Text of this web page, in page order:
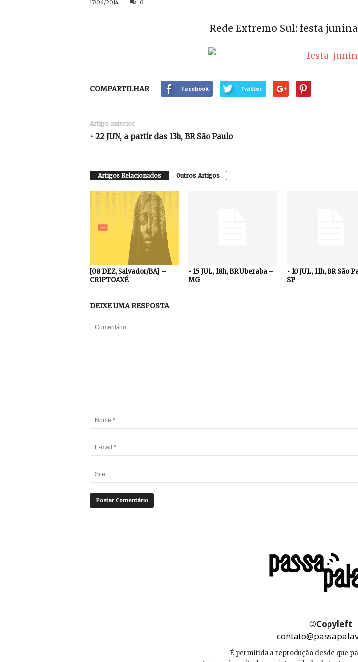
17/06/2014 0
Rede Extremo Sul: festa
COMPARTILHAR Facebook Twitter
Artigo anterior
• 22 JUN, a partir das 13h, BR São Paulo
Artigos Relacionados Outros Artigos
[08 DEZ, Salvador/BA] –
CRIPTOAXÉ
• 15 JUL, 18h, BR Uberaba –
MG
• 10 JUL, 11h, BR São
SP
DEIXE UMA RESPOSTA
©Copyleft
É permitida a reprodução desde que